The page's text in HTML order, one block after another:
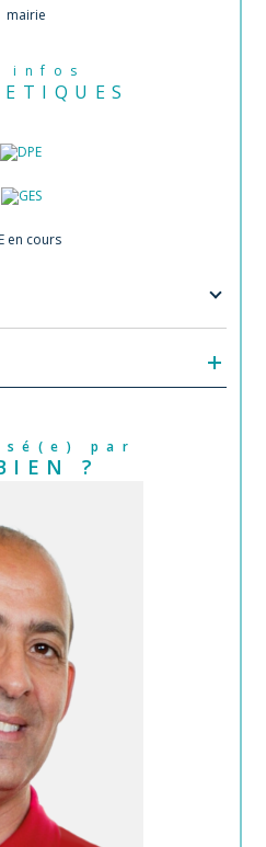
mairie
infos
en cours
par
?